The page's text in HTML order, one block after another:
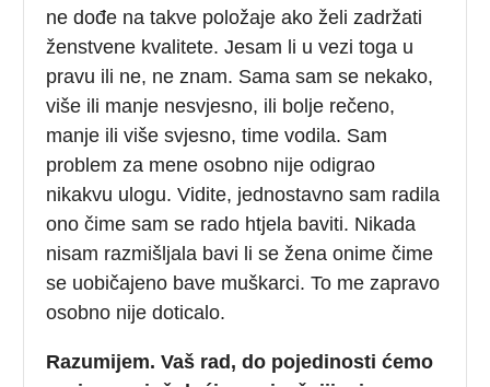
ne dođe na takve položaje ako želi zadržati
ženstvene kvalitete. Jesam li u vezi toga u
pravu ili ne, ne znam. Sama sam se nekako,
više ili manje nesvjesno, ili bolje rečeno,
manje ili više svjesno, time vodila. Sam
problem za mene osobno nije odigrao
nikakvu ulogu. Vidite, jednostavno sam radila
ono čime sam se rado htjela baviti. Nikada
nisam razmišljala bavi li se žena onime čime
se uobičajeno bave muškarci. To me zapravo
osobno nije doticalo.
Razumijem. Vaš rad, do pojedinosti ćemo